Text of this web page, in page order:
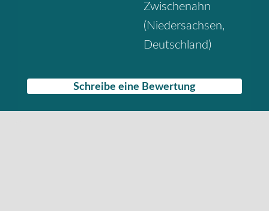
Zwischenahn
( Niedersachsen,
Deutschland)
Schreibe eine Bewertung